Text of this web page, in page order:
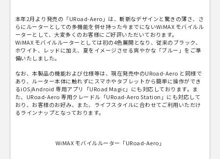
本年2月より発売の「URoad-Aero」は、斬新なデザインと驚きの薄さ、さ
らにルーターとしての多機能を併せ持った今までにないWiMAX モバイルル
ーターとして、大変多くのお客様にご好評いただいております。
WiMAX モバイルルーターとしては初の4色展開となり、従来のブラック、
ホワイト、レッドに加え、夏をイメージさせる爽やかな「ブルー」をご準
備いたしました。
なお、本製品の機能および仕様等は、現在発売中のURoad-Aero と同様で
あり、ルーター本体に触れずにスマホやタブレットから簡単に操作ができ
るiOS/Android 専用アプリ「URoad Magic」にも対応しております。ま
た、URoad-Aero 専用クレードル「URoad-Aero Station」にも対応して
おり、お客様のお好み、また、ライフスタイルに合わせてご利用いただけ
るラインナップとなっております。
WiMAX モバイルルーター「URoad-Aero」